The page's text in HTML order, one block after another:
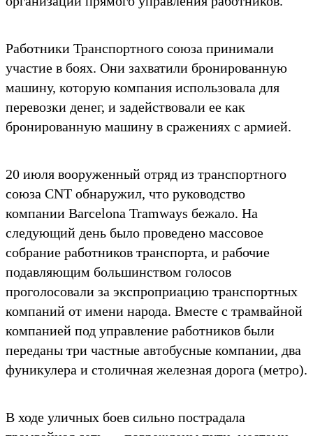
Работники Транспортного союза принимали
участие в боях. Они захватили бронированную
машину, которую компания использовала для
перевозки денег, и задействовали ее как
бронированную машину в сражениях с армией.
20 июля вооруженный отряд из транспортного
союза CNT обнаружил, что руководство
компании Barcelona Tramways бежало. На
следующий день было проведено массовое
собрание работников транспорта, и рабочие
подавляющим большинством голосов
проголосовали за экспроприацию транспортных
компаний от имени народа. Вместе с трамвайной
компанией под управление работников были
переданы три частные автобусные компании, два
фуникулера и столичная железная дорога (метро).
В ходе уличных боев сильно пострадала